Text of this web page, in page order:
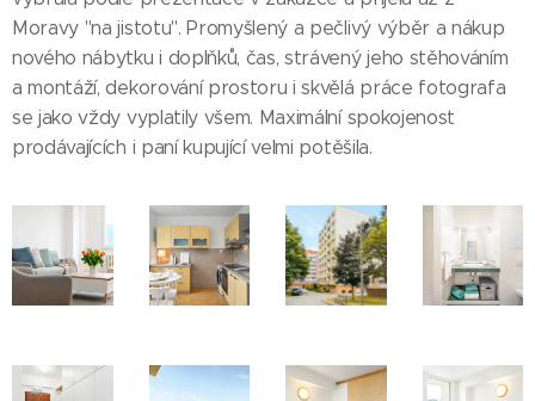
Moravy "na jistotu". Promyšlený a pečlivý výběr a nákup
nového nábytku i doplňků, čas, strávený jeho stěhováním
a montáží, dekorování prostoru i skvělá práce fotografa
se jako vždy vyplatily všem. Maximální spokojenost
prodávajících i paní kupující velmi potěšila.